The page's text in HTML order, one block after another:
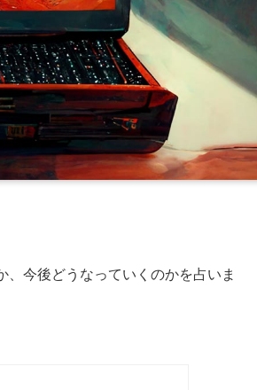
今後どうなっていくのかを占いま